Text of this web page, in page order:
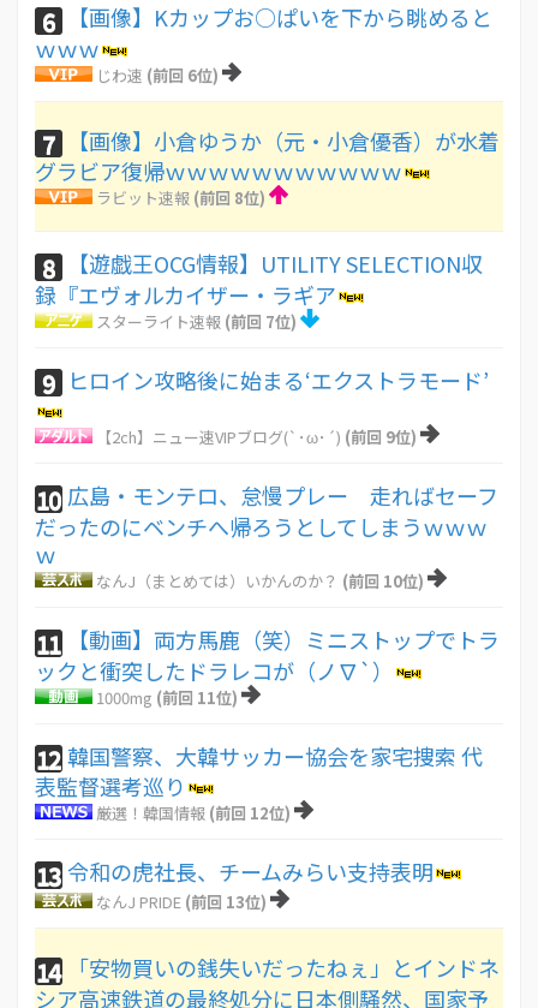
6
【画像】Kカップお○ぱいを下から眺めると
ｗｗｗ
じわ速 (前回 6位)
7
【画像】小倉ゆうか（元・小倉優香）が水着
グラビア復帰ｗｗｗｗｗｗｗｗｗｗｗ
ラビット速報 (前回 8位)
8
【遊戯王OCG情報】UTILITY SELECTION収
録『エヴォルカイザー・ラギア
スターライト速報 (前回 7位)
9 ヒロイン攻略後に始まる‘エクストラモード’
【2ch】ニュー速VIPブログ(`･ω･´) (前回 9位)
10 広島・モンテロ、怠慢プレー 走ればセーフ
だったのにベンチへ帰ろうとしてしまうｗｗｗ
ｗ
なんJ（まとめては）いかんのか？ (前回 10位)
11
【動画】両方馬鹿（笑）ミニストップでトラ
ックと衝突したドラレコが（ノ∇`）
1000mg (前回 11位)
12韓国警察、大韓サッカー協会を家宅捜索 代
表監督選考巡り
厳選！韓国情報 (前回 12位)
13令和の虎社長、チームみらい支持表明
なんJ PRIDE (前回 13位)
14
「安物買いの銭失いだったねぇ」とインドネ
シア高速鉄道の最終処分に日本側騒然、国家予